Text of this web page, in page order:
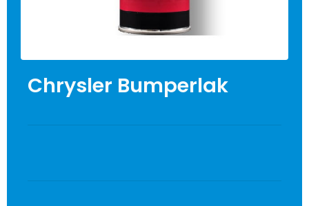
Chrysler Bumperlak